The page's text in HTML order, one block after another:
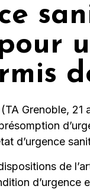
Grenoble, 21
d’urgence
de
d’urgence